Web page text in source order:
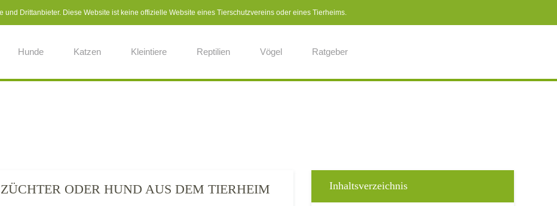
Drittanbieter. Diese Website ist keine offizielle Website eines Tierschutzvereins oder eines Tierheims.
Hunde Katzen Kleintiere Reptilien Vögel Ratgeber
ODER HUND AUS DEM TIERHEIM Inhaltsverzeichnis